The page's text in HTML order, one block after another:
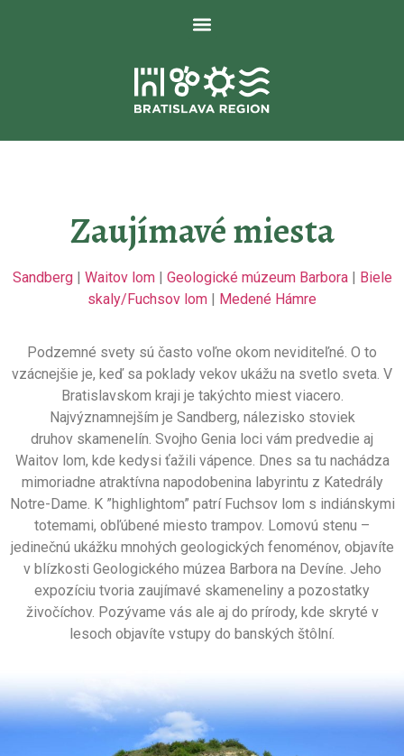
Zaujímavé miesta
Sandberg| Waitov lom| Geologické múzeum Barbora|
Biele
skaly/Fuchsov lom
Medené Hámre
Podzemné svety sú často voľne okom neviditeľné. O to
vzácnejšie je, keď sa poklady vekov ukážu na svetlo sveta. V
Bratislavskom kraji je takýchto miest viacero.
Najvýznamnejším je Sandberg, nálezisko stoviek
druhov skamenelín. Svojho Genia loci vám predvedie aj
Waitov lom, kde kedysi ťažili vápence. Dnes sa tu nachádza
mimoriadne atraktívna napodobenina labyrintu z Katedrály
Notre-Dame. K ”highlightom” patrí Fuchsov lom s indiánskymi
totemami, obľúbené miesto trampov. Lomovú stenu –
jedinečnú ukážku mnohých geologických fenoménov, objavíte
v blízkosti Geologického múzea Barbora na Devíne. Jeho
expozíciu tvoria zaujímavé skameneliny a pozostatky
živočíchov. Pozývame vás ale aj do prírody, kde skryté v
lesoch objavíte vstupy do banských štôlní.